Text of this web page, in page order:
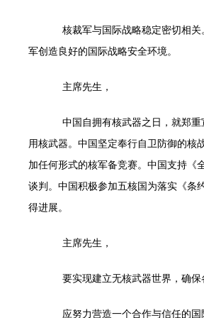
核裁军与国际战略稳定密切相关
军创造良好的国际战略安全环境。
主席先生，
中国自拥有核武器之日，就郑重
用核武器。中国坚定奉行自卫防御的核
加任何形式的核军备竞赛。中国支持《
谈判。中国积极参加五核国为落实《条
得进展。
主席先生，
要实现建立无核武器世界，确保
应努力营造一个合作与信任的国